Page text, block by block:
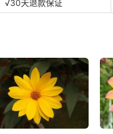
√30天退款保证